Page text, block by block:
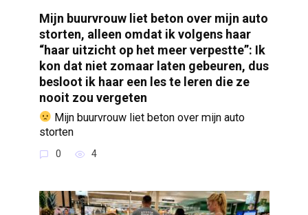
Mijn buurvrouw liet beton over mijn auto
storten, alleen omdat ik volgens haar
“haar uitzicht op het meer verpestte”: Ik
kon dat niet zomaar laten gebeuren, dus
besloot ik haar een les te leren die ze
nooit zou vergeten
Mijn buurvrouw liet beton over mijn auto
storten
0 4